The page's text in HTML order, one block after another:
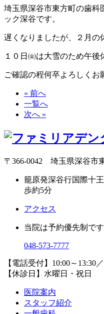
埼玉県深谷市東方町の歯
ック深谷です。
遅くなりましたが、２月の
１０日㈮は大雪のため午後
ご確認の程何卒よろしくお
« 前へ
一覧へ
次へ »
〒366-0042 埼玉県深谷市
籠原発深谷行国際十
歩約5分
アクセス
当院は予約優先制です
048-573-7777
【電話受付】10:00～13:30
【休診日】水曜日・祝日
医院案内
スタッフ紹介